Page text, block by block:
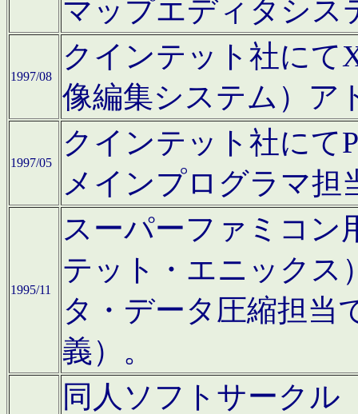
マップエディタシス
1997/08
クインテット社にて
像編集システム）ア
1997/05
クインテット社にて
メインプログラマ担
1995/11
スーパーファミコン
テット・エニックス
タ・データ圧縮担当
義）。
同人ソフトサークル